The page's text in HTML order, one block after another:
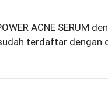
ACNE SERUM
terdaftar dengan